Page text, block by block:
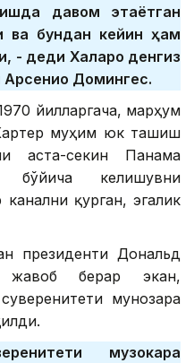
давом этаётган
ва бундан кейин ҳам
- деди Халқаро денгиз
Арсенио Домингес.
йилларгача, марҳум
муҳим юк ташиш
аста-секин Панама
бўйича келишувни
қурган, эгалик
президенти Дональд
жавоб берар экан,
мунозара
музокара